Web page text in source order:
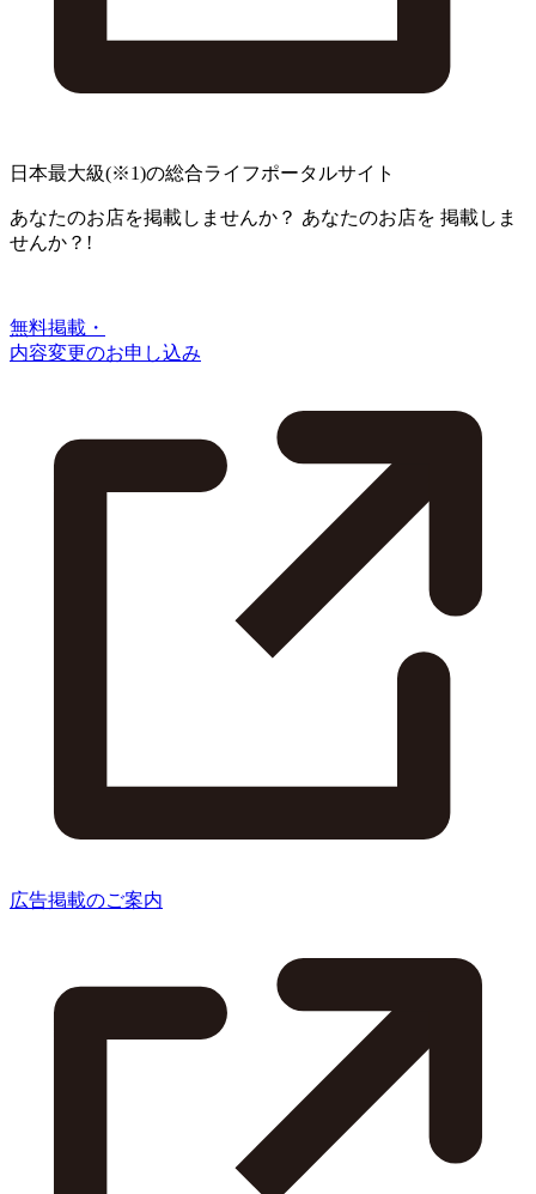
日本最大級(※1)の総合ライフポータルサイト
あなたのお店を掲載しませんか？ あなたのお店を 掲載しま
せんか？!
無料掲載・
内容変更のお申し込み
広告掲載のご案内